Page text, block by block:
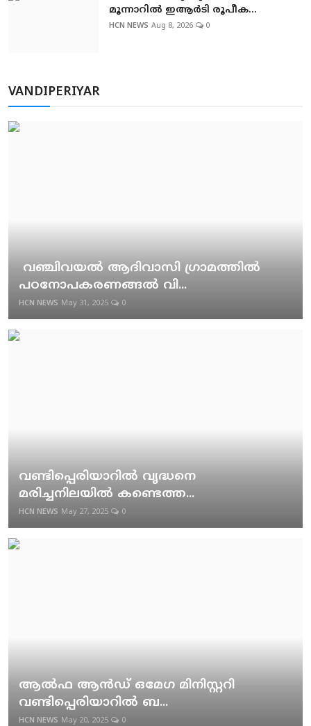
മൂന്നാറില്‍ ഇആര്‍ടി രൂപീക...
HCN NEWS Aug 8, 2026 0
VANDIPERIYAR
വഞ്ചിവയല്‍ ആദിവാസി ഗ്രാമത്തില്‍
പഠനോപകരണങ്ങല്‍ വി...
HCN NEWS May 31, 2025 0
വണ്ടിപ്പെരിയാറില്‍ വൃദ്ധനെ
മരിച്ചനിലയില്‍ കണ്ടെത്ത...
HCN NEWS May 27, 2025 0
ആല്‍ഫ ആന്‍ഡ് ഒമേഗ മിനിസ്റ്ററി
വണ്ടിപ്പെരിയാറില്‍ ബ...
HCN NEWS May 20, 2025 0